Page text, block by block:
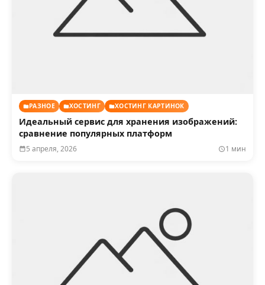
РАЗНОЕ ХОСТИНГ ХОСТИНГ КАРТИНОК
Идеальный сервис для хранения изображений:
сравнение популярных платформ
5 апреля, 2026 1 мин